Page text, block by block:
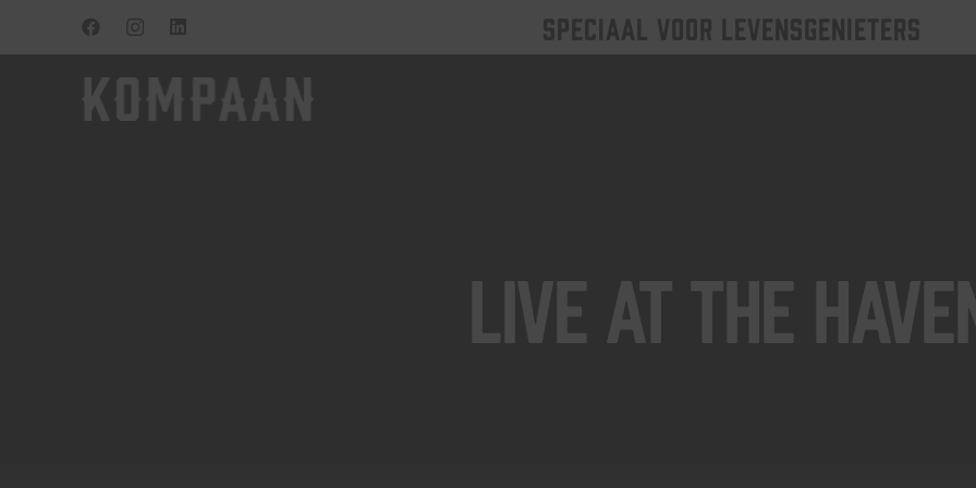
SPECIAAL VOOR LEVENSGENIETERS
Live At The